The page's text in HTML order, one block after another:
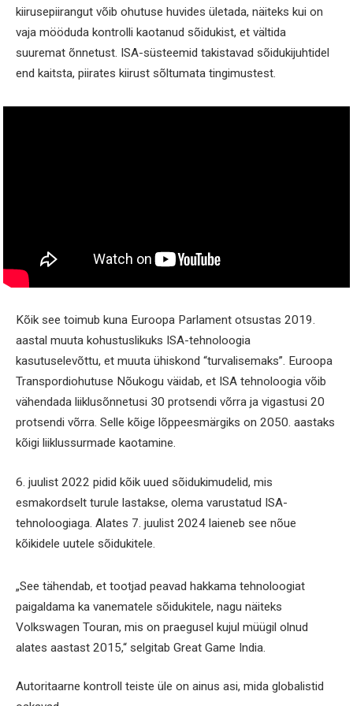
kiirusepiirangut võib ohutuse huvides ületada, näiteks kui on
vaja mööduda kontrolli kaotanud sõidukist, et vältida
suuremat õnnetust. ISA-süsteemid takistavad sõidukijuhtidel
end kaitsta, piirates kiirust sõltumata tingimustest.
Kõik see toimub kuna Euroopa Parlament otsustas 2019.
aastal muuta kohustuslikuks ISA-tehnoloogia
kasutuselevõttu, et muuta ühiskond “turvalisemaks”. Euroopa
Transpordiohutuse Nõukogu väidab, et ISA tehnoloogia võib
vähendada liiklusõnnetusi 30 protsendi võrra ja vigastusi 20
protsendi võrra. Selle kõige lõppeesmärgiks on 2050. aastaks
kõigi liiklussurmade kaotamine.
6. juulist 2022 pidid kõik uued sõidukimudelid, mis
esmakordselt turule lastakse, olema varustatud ISA-
tehnoloogiaga. Alates 7. juulist 2024 laieneb see nõue
kõikidele uutele sõidukitele.
„See tähendab, et tootjad peavad hakkama tehnoloogiat
paigaldama ka vanematele sõidukitele, nagu näiteks
Volkswagen Touran, mis on praegusel kujul müügil olnud
alates aastast 2015,“ selgitab Great Game India.
Autoritaarne kontroll teiste üle on ainus asi, mida globalistid